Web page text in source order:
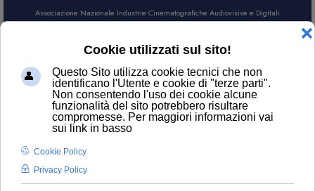
Associazione Nazionale Industrie Cinematografiche Audiovisive e Digitali
CERCA